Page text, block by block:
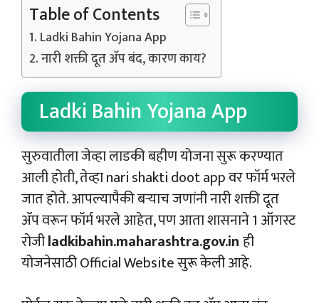
Table of Contents
Ladki Bahin Yojana App
नारी शक्ती दूत ॲप बंद, कारण काय?
Ladki Bahin Yojana App
सुरुवातीला जेव्हा लाडकी बहीण योजना सुरू करण्यात
आली होती, तेव्हा nari shakti doot app वर फॉर्म भरले
जात होते. आपल्यापैकी बऱ्याच जणांनी नारी शक्ती दूत
ॲप वरून फॉर्म भरले आहेत, पण आता शासनाने 1 ऑगस्ट
रोजीladkibahin.maharashtra.gov.inही
योजनेसाठी Official Website सुरू केली आहे.